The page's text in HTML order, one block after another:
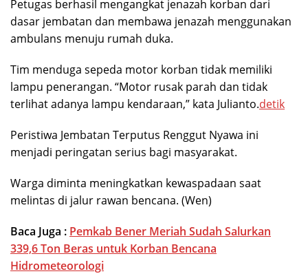
Petugas berhasil mengangkat jenazah korban dari
dasar jembatan dan membawa jenazah menggunakan
ambulans menuju rumah duka.
Tim menduga sepeda motor korban tidak memiliki
lampu penerangan. “Motor rusak parah dan tidak
terlihat adanya lampu kendaraan,” kata Julianto.detik
Peristiwa Jembatan Terputus Renggut Nyawa ini
menjadi peringatan serius bagi masyarakat.
Warga diminta meningkatkan kewaspadaan saat
melintas di jalur rawan bencana. (Wen)
Baca Juga : Pemkab Bener Meriah Sudah Salurkan
339,6 Ton Beras untuk Korban Bencana
Hidrometeorologi